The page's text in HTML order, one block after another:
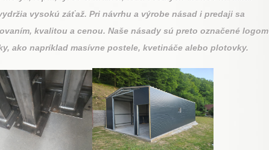
vysokú záťaž. Pri návrhu a výrobe násad i predaji sa
kvalitou a cenou. Naše násady sú preto označené logom
ako napríklad masívne postele, kvetináče alebo plotovky.